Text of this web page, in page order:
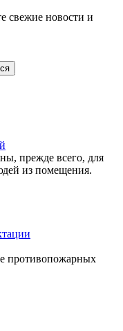
свежие новости и
прежде всего, для
из помещения.
противопожарных